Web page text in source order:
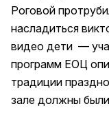
Роговой
насладиться
видео дети —
программ ЕОЦ
традиции
зале должны